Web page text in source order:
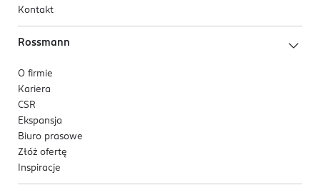
Kontakt
Rossmann
O firmie
Kariera
CSR
Ekspansja
Biuro prasowe
Złóż ofertę
Inspiracje